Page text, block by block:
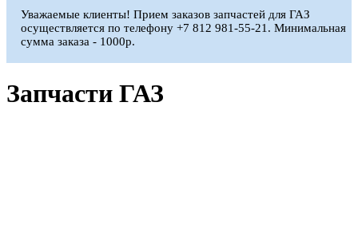
Уважаемые клиенты! Прием заказов запчастей для ГАЗ
осуществляется по телефону +7 812 981-55-21. Минимальная
сумма заказа - 1000р.
Запчасти ГАЗ